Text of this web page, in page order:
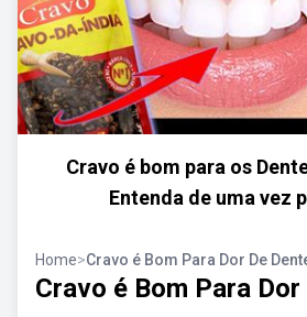
Cravo é bom para os
Entenda de uma vez
Home>Cravo é Bom Para Dor De
Cravo é Bom Para Dor